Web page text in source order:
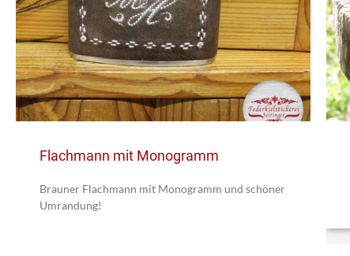
Flachmann mit Monogramm
Brauner Flachmann mit Monogramm und schöner
Umrandung!